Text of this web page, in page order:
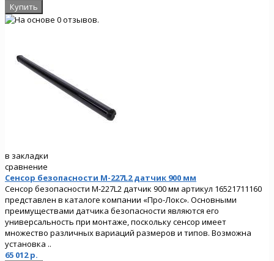
в закладки
сравнение
Сенсор безопасности M-227L2 датчик 900 мм
Сенсор безопасности M-227L2 датчик 900 мм артикул 16521711160
представлен в каталоге компании «Про-Локс». Основными
преимуществами датчика безопасности являются его
универсальность при монтаже, поскольку сенсор имеет
множество различных вариаций размеров и типов. Возможна
установка ..
65 012 р.